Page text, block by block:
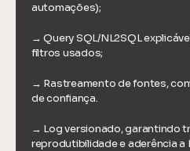
automações);
→ Query SQL/NL2SQL
filtros usados;
→ Rastreamento de fontes,
de confiança.
→ Log versionado, garantindo
reprodutibilidade e aderência a